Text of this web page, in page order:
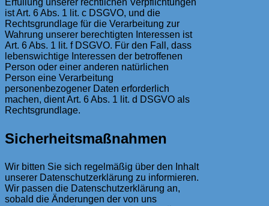
ist Art. 6 Abs. 1 lit. c DSGVO, und die
Rechtsgrundlage für die Verarbeitung zur
Wahrung unserer berechtigten Interessen ist
Art. 6 Abs. 1 lit. f DSGVO. Für den Fall, dass
lebenswichtige Interessen der betroffenen
Person oder einer anderen natürlichen
Person eine Verarbeitung
personenbezogener Daten erforderlich
machen, dient Art. 6 Abs. 1 lit. d DSGVO als
Rechtsgrundlage.
Sicherheitsmaßnahmen
Wir bitten Sie sich regelmäßig über den Inhalt
unserer Datenschutzerklärung zu informieren.
Wir passen die Datenschutzerklärung an,
sobald die Änderungen der von uns